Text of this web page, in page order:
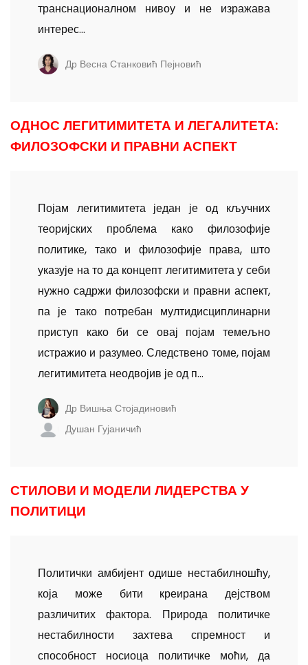
транснационалном нивоу и не изражава
интерес...
Др Весна Станковић Пејновић
ОДНОС ЛЕГИТИМИТЕТА И ЛЕГАЛИТЕТА:
ФИЛОЗОФСКИ И ПРАВНИ АСПЕКТ
Појам легитимитета један је од кључних
теоријских проблема како филозофије
политике, тако и филозофије права, што
указује на то да концепт легитимитета у себи
нужно садржи филозофски и правни аспект,
па је тако потребан мултидисциплинарни
приступ како би се овај појам темељно
истражио и разумео. Следствено томе, појам
легитимитета неодвојив је од п...
Др Вишња Стојадиновић
Душан Гујаничић
СТИЛОВИ И МОДЕЛИ ЛИДЕРСТВА У
ПОЛИТИЦИ
Политички амбијент одише нестабилношћу,
која може бити креирана дејством
различитих фактора. Природа политичке
нестабилности захтева спремност и
способност носиоца политичке моћи, да